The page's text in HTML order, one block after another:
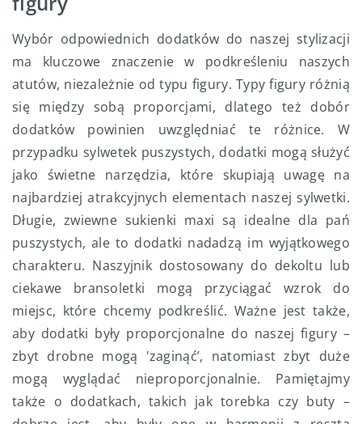
Wybór odpowiednich dodatków do naszej stylizacji
ma kluczowe znaczenie w podkreśleniu naszych
atutów, niezależnie od typu figury. Typy figury różnią
się między sobą proporcjami, dlatego też dobór
dodatków powinien uwzględniać te różnice. W
przypadku sylwetek puszystych, dodatki mogą służyć
jako świetne narzędzia, które skupiają uwagę na
najbardziej atrakcyjnych elementach naszej sylwetki.
Długie, zwiewne sukienki maxi są idealne dla pań
puszystych, ale to dodatki nadadzą im wyjątkowego
charakteru. Naszyjnik dostosowany do dekoltu lub
ciekawe bransoletki mogą przyciągać wzrok do
miejsc, które chcemy podkreślić. Ważne jest także,
aby dodatki były proporcjonalne do naszej figury –
zbyt drobne mogą 'zaginąć’, natomiast zbyt duże
mogą wyglądać nieproporcjonalnie. Pamiętajmy
także o dodatkach, takich jak torebka czy buty –